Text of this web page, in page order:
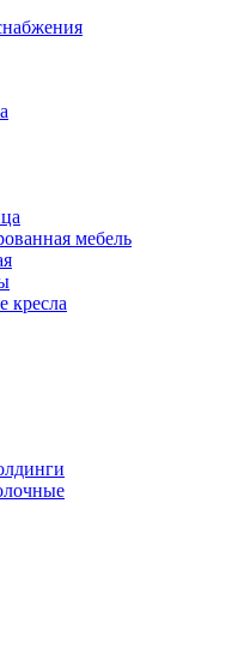
мебель
кресла